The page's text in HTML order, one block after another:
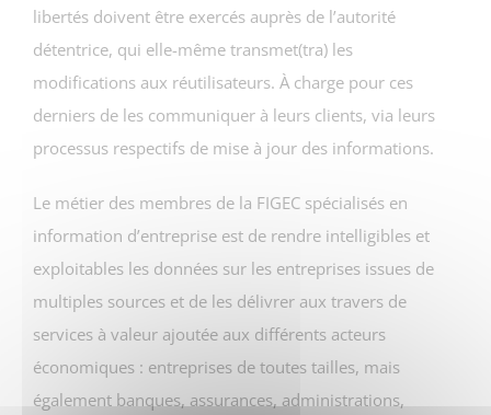
libertés doivent être exercés auprès de l’autorité
détentrice, qui elle-même transmet(tra) les
modifications aux réutilisateurs. À charge pour ces
derniers de les communiquer à leurs clients, via leurs
processus respectifs de mise à jour des informations.
Le métier des membres de la FIGEC spécialisés en
information d’entreprise est de rendre intelligibles et
exploitables les données sur les entreprises issues de
multiples sources et de les délivrer aux travers de
services à valeur ajoutée aux différents acteurs
économiques : entreprises de toutes tailles, mais
également banques, assurances, administrations,